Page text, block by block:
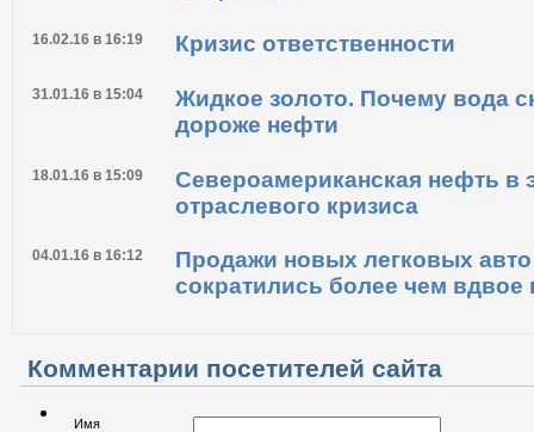
16.02.16 в 16:19 Кризис ответственности
31.01.16 в 15:04
Жидкое золото. Почему вода
дороже нефти
18.01.16 в 15:09
Североамериканская нефть в
отраслевого кризиса
04.01.16 в 16:12
Продажи новых легковых авто
сократились более чем вдвое
Комментарии посетителей сайта
Имя